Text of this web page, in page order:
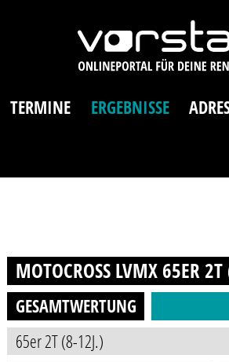
TERMINE ERGEBNISSE
MOTOCROSS LVMX 65ER
GESAMTWERTUNG